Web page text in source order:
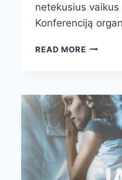
netekusius
Konferenciją
READ MORE
IR
RŪPIMI